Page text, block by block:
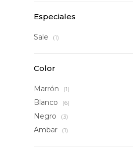
Especiales
Sale (1)
Color
Marrón (1)
Blanco (6)
Negro (3)
Ambar (1)